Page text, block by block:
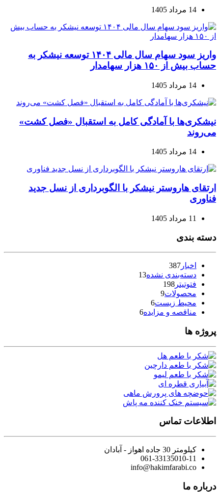
14 مرداد 1405
واریز سود سهام سال مالی ۱۴۰۴ توسعه نیشکر به
حساب بیش از ۱۵۰ هزار سهامدار
14 مرداد 1405
نیشکری‌ها با آمادگی کامل به استقبال «فصل کشت»
می‌روند
14 مرداد 1405
ارتقای هاروستر نیشکر با الگوبرداری از نسل جدید
فناوری
11 مرداد 1405
دسته بندی
اخبار 387
دسته‌بندی نشده13
فتوتیتر 198
محصولات9
محیط زیست6
مناقصه و مزایده6
پروژه ها
اطلاعات تماس
کیلومتر 30 جاده اهواز - آبادان
061-33135010-11
info@hakimfarabi.co
درباره ما